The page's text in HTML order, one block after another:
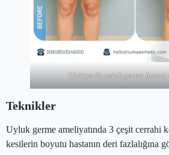
Türkiye de uyluk germe öncesi
Teknikler
Uyluk germe ameliyatında 3 çeşit cerrahi
kesilerin boyutu hastanın deri fazlalığına